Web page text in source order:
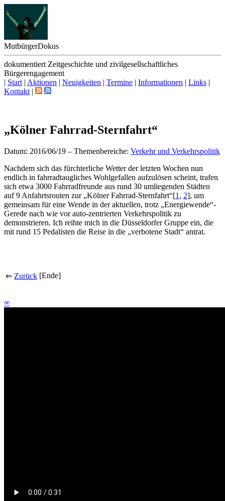
MutbürgerDokus
dokumentiert Zeitgeschichte und zivilgesellschaftliches
Bürgerengagement
| Start | Aktionen | Neuigkeiten | Termine | Informationen | Links |
Kontakt |
„Kölner Fahrrad-Sternfahrt“
Datum: 2016/06/19 – Themenbereiche: Verkehr und Verkehrspolitik
Nachdem sich das fürchterliche Wetter der letzten Wochen nun
endlich in fahrradtaugliches Wohlgefallen aufzulösen scheint, trafen
sich etwa 3000 Fahrradfreunde aus rund 30 umliegenden Städten
auf 9 Anfahrtsrouten zur „Kölner Fahrrad-Sternfahrt“[1 , 2], um
gemeinsam für eine Wende in der aktuellen, trotz „Energiewende“-
Gerede nach wie vor auto-zentrierten Verkehrspolitik zu
demonstrieren. Ich reihte mich in die Düsseldorfer Gruppe ein, die
mit rund 15 Pedalisten die Reise in die „verbotene Stadt“ antrat.
⇐ Zurück [Ende]
∞